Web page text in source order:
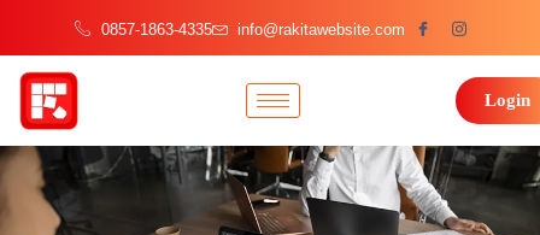
0857-1863-4335 info@rakitawebsite.com
Login